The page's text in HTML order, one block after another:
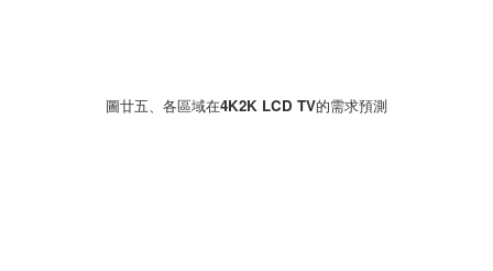
圖廿五、各區域在4K2K LCD TV的需求預測